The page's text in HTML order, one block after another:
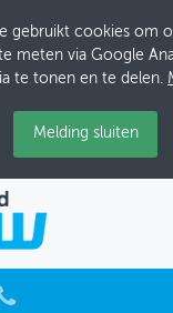
gebruikt cookies om
meten via Google
te tonen en te delen.
Melding sluiten